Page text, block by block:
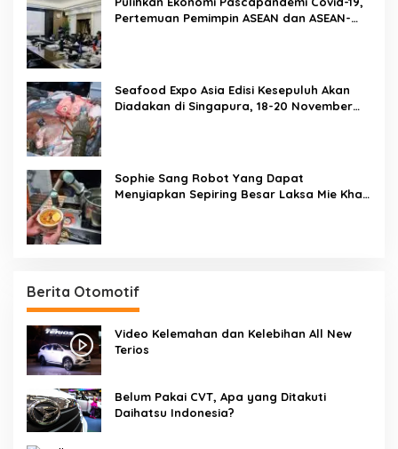
Pertemuan Pemimpin ASEAN dan ASEAN-
Seafood Expo Asia Edisi Kesepuluh Akan
Diadakan di Singapura, 18-20 November
Sophie Sang Robot Yang Dapat
Menyiapkan Sepiring Besar Laksa Mie Khas
Berita Otomotif
Video Kelemahan dan Kelebihan All New
Terios
Belum Pakai CVT, Apa yang Ditakuti
Daihatsu Indonesia?